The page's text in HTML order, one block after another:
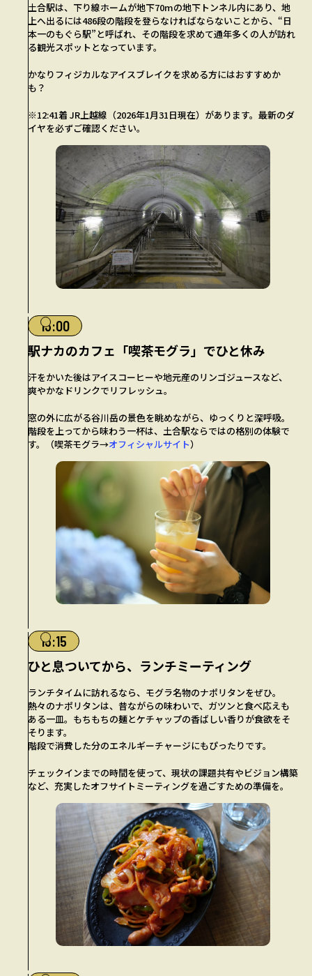
土合駅は、下り線ホームが地下70mの地下トンネル内にあり、地
上へ出るには486段の階段を登らなければならないことから、“日
本一のもぐら駅”と呼ばれ、その階段を求めて通年多くの人が訪れ
る観光スポットとなっています。
かなりフィジカルなアイスブレイクを求める方にはおすすめか
も？
※12:41着 JR上越線（2026年1月31日現在）があります。最新のダ
イヤを必ずご確認ください。
13:00
駅ナカのカフェ「喫茶モグラ」でひと休み
汗をかいた後はアイスコーヒーや地元産のリンゴジュースなど、
爽やかなドリンクでリフレッシュ。
窓の外に広がる谷川岳の景色を眺めながら、ゆっくりと深呼吸。
階段を上ってから味わう一杯は、土合駅ならではの格別の体験で
す。（喫茶モグラ→オフィシャルサイト）
13:15
ひと息ついてから、ランチミーティング
ランチタイムに訪れるなら、モグラ名物のナポリタンをぜひ。
熱々のナポリタンは、昔ながらの味わいで、ガツンと食べ応えも
ある一皿。もちもちの麺とケチャップの香ばしい香りが食欲をそ
そります。
階段で消費した分のエネルギーチャージにもぴったりです。
チェックインまでの時間を使って、現状の課題共有やビジョン構築
など、充実したオフサイトミーティングを過ごすための準備を。